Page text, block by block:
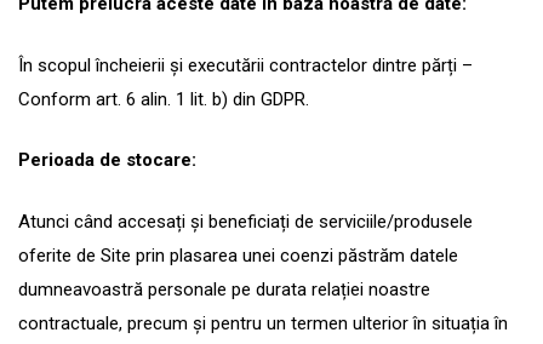
În scopul încheierii și executării contractelor dintre părți –
Conform art. 6 alin. 1 lit. b) din GDPR.
Perioada de stocare:
Atunci când accesați și beneficiați de serviciile/produsele
oferite de Site prin plasarea unei coenzi păstrăm datele
dumneavoastră personale pe durata relației noastre
contractuale, precum și pentru un termen ulterior în situația în